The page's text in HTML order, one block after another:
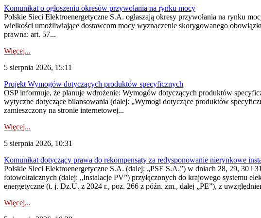
Komunikat o ogłoszeniu okresów przywołania na rynku mocy
Polskie Sieci Elektroenergetyczne S.A. ogłaszają okresy przywołania na rynku
wielkości umożliwiające dostawcom mocy wyznaczenie skorygowanego
prawna: art. 57...
Więcej...
5 sierpnia 2026, 15:11
Projekt Wymogów dotyczących produktów specyficznych
OSP informuje, że planuje wdrożenie: Wymogów dotyczących produktów
wytyczne dotyczące bilansowania (dalej: „Wymogi dotyczące produktów
zamieszczony na stronie internetowej...
Więcej...
5 sierpnia 2026, 10:31
Komunikat dotyczący prawa do rekompensaty za redysponowanie nierynkowe
Polskie Sieci Elektroenergetyczne S.A. (dalej: „PSE S.A.”) w dniach 28, 29, 30 i
fotowoltaicznych (dalej: „Instalacje PV”) przyłączonych do krajowego systemu
energetyczne (t. j. Dz.U. z 2024 r., poz. 266 z późn. zm., dalej „PE”), z
Więcej...